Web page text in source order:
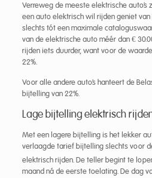
Verreweg de meeste elektrische auto’s
een auto elektrisch wil rijden geniet
slechts tót een maximale
van de elektrische auto méér dan €
rijden iets duurder, want voor de
22%.
Voor alle andere auto’s hanteert de
bijtelling van 22%.
Lage bijtelling elektrisch
Met een lagere bijtelling is het lekker
verlaagde tarief bijtelling slechts voor
elektrisch rijden. De teller begint te
maand ná de eerste toelating. De dag